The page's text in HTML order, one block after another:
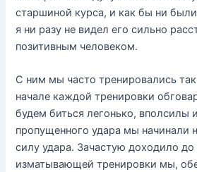
старшиной курса, и как бы ни
я ни разу не видел его сильно
позитивным человеком.
С ним мы часто тренировались
начале каждой тренировки
будем биться легонько, вполсилы
пропущенного удара мы начинали
силу удара. Зачастую доходило до
изматывающей тренировки мы,